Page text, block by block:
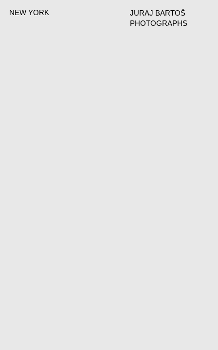
NEW YORK
JURAJ BARTOŠ
PHOTOGRAPHS